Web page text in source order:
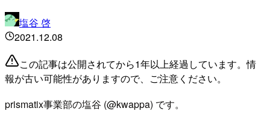
塩谷 啓
2021.12.08
この記事は公開されてから1年以上経過しています。情
報が古い可能性がありますので、ご注意ください。
prismatix事業部の塩谷 (@kwappa) です。